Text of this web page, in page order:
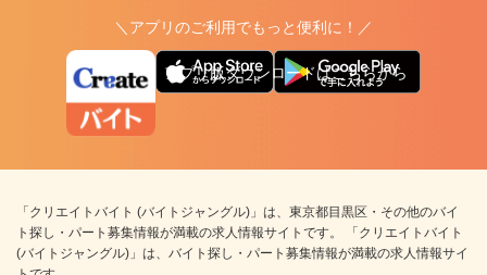
＼アプリのご利用でもっと便利に！／
アプリ版ダウンロードはこちらから
「クリエイトバイト (バイトジャングル)」は、東京都目黒区・その他のバイ
ト探し・パート募集情報が満載の求人情報サイトです。 「クリエイトバイト
(バイトジャングル)」は、バイト探し・パート募集情報が満載の求人情報サイ